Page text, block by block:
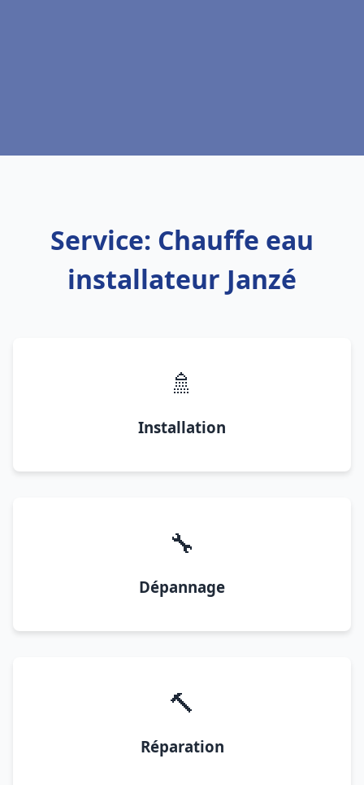
Service: Chauffe eau
installateur Janzé
🚿
Installation
🔧
Dépannage
🔨
Réparation